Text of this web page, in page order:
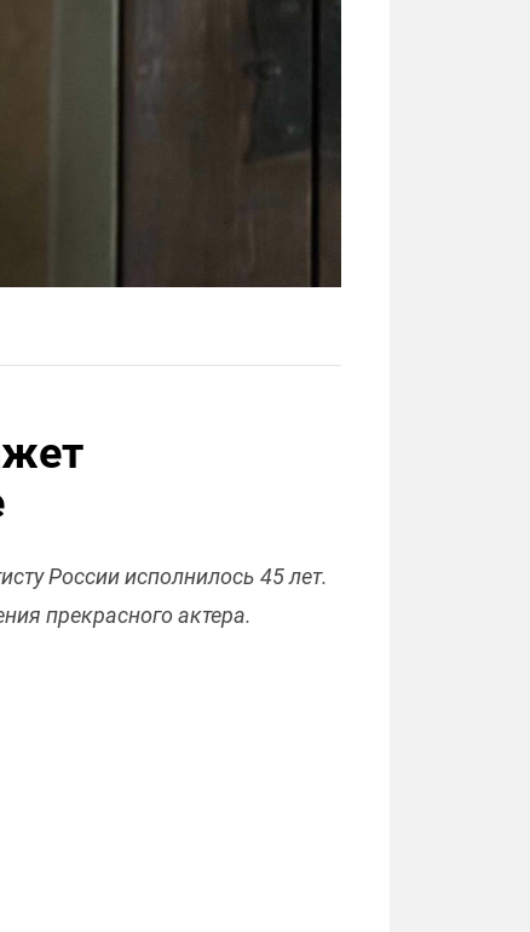
России исполнилось 45 лет.
прекрасного актера.